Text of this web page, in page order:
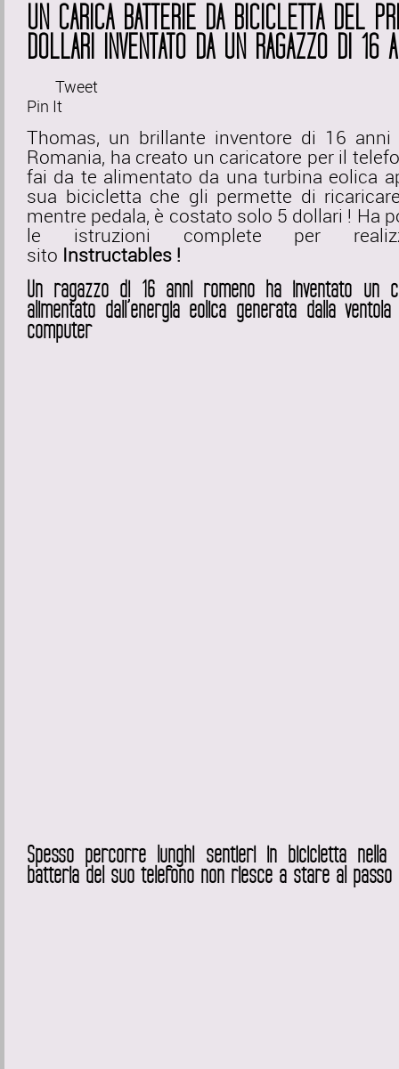
UN CARICA BATTERIE DA BICICLETTA DEL
DOLLARI INVENTATO DA UN RAGAZZO DI 16
Tweet
Pin It
Thomas, un brillante inventore di 16
Romania, ha creato un caricatore per il
fai da te alimentato da una turbina eolica
sua bicicletta che gli permette di
mentre pedala, è costato solo 5 dollari ! Ha
le istruzioni complete per
sito Instructables !
Un ragazzo di 16 anni romeno ha inventato un
alimentato dall’energia eolica generata dalla
computer
Spesso percorre lunghi sentieri in bicicletta
batteria del suo telefono non riesce a stare al passo